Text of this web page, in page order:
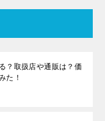
？取扱店や通販は？価
た！